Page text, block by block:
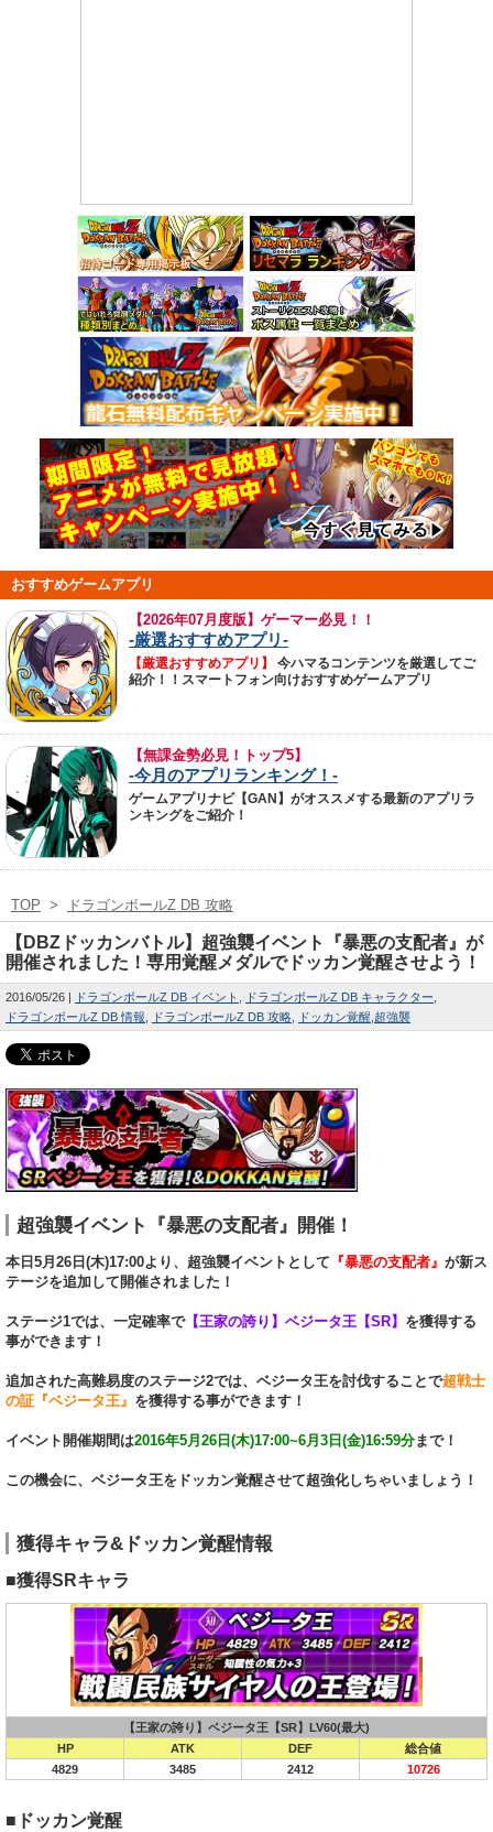
おすすめゲームアプリ
【2026年07月度版】ゲーマー必見！！
-厳選おすすめアプリ-
【厳選おすすめアプリ】
今ハマるコンテンツを厳選してご
紹介！！スマートフォン向けおすすめゲームアプリ
【無課金勢必見！トップ5】
-今月のアプリランキング！-
ゲームアプリナビ【GAN】がオススメする最新のアプリラ
ンキングをご紹介！
TOP > ドラゴンボールZ DB 攻略
【DBZドッカンバトル】超強襲イベント『暴悪の支配者』が
開催されました！専用覚醒メダルでドッカン覚醒させよう！
2016/05/26 ドラゴンボールZ DB イベント
ドラゴンボールZ DB キャラクター
ドラゴンボールZ DB 情報
ドラゴンボールZ DB 攻略 ドッカン覚醒 超強襲
超強襲イベント『暴悪の支配者』開催！
本日5月26日(木)17:00より、超強襲イベントとして 『暴悪の支配者』 が新ス
テージを追加して開催されました！
ステージ1では、一定確率で【王家の誇り】ベジータ王【SR】 を獲得する
事ができます！
追加された高難易度のステージ2では、ベジータ王を討伐することで超戦士
の証『ベジータ王』 を獲得する事ができます！
イベント開催期間は2016年5月26日(木)17:00~6月3日(金)16:59分まで！
この機会に、ベジータ王をドッカン覚醒させて超強化しちゃいましょう！
獲得キャラ&ドッカン覚醒情報
■獲得SRキャラ
【王家の誇り】ベジータ王【SR】LV60(最大)
HP
ATK DEF
総合値
4829
3485 2412 10726
■ドッカン覚醒